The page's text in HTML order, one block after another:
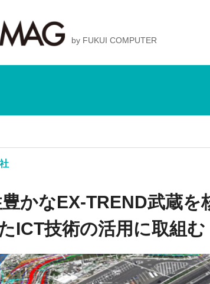
by FUKUI COMPUTER
かなEX-TREND武蔵を
ICT技術の活用に取組む